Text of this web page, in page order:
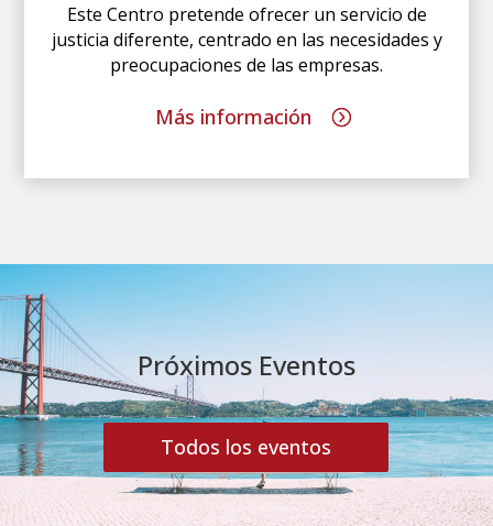
Este Centro pretende ofrecer un servicio de
justicia diferente, centrado en las necesidades y
preocupaciones de las empresas.
Más información
Próximos Eventos
Todos los eventos